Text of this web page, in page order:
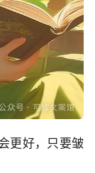
更好，只要皱